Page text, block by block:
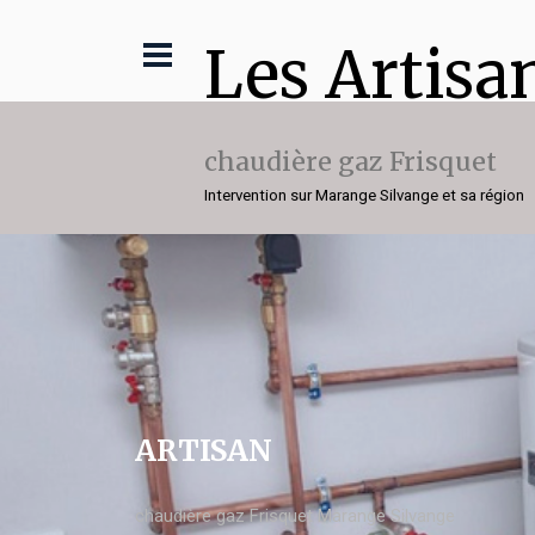
Les
chaudière gaz Frisquet
Intervention sur Marange Silvange et sa région
ARTISAN
chaudière gaz Frisquet Marange Silvange